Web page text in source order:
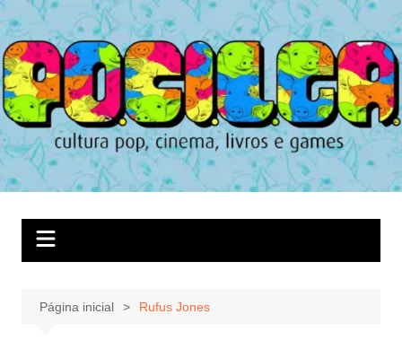
Ir
para
o
conteúdo
Página inicial Rufus Jones